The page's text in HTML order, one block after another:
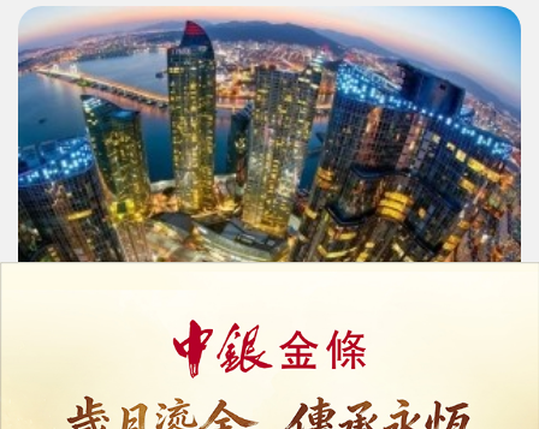
韓國旅遊界促撤賭業改革
憂徵費加五成重創賭場盈利
05/08/2026 6155